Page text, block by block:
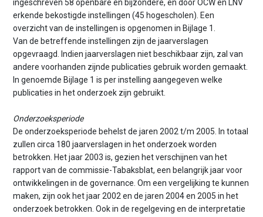
ingeschreven 58 openbare en bijzondere, en door OCW en LNV
erkende bekostigde instellingen (45 hogescholen). Een
overzicht van de instellingen is opgenomen in Bijlage 1.
Van de betreffende instellingen zijn de jaarverslagen
opgevraagd. Indien jaarverslagen niet beschikbaar zijn, zal van
andere voorhanden zijnde publicaties gebruik worden gemaakt.
In genoemde Bijlage 1 is per instelling aangegeven welke
publicaties in het onderzoek zijn gebruikt.
Onderzoeksperiode
De onderzoeksperiode behelst de jaren 2002 t/m 2005. In totaal
zullen circa 180 jaarverslagen in het onderzoek worden
betrokken. Het jaar 2003 is, gezien het verschijnen van het
rapport van de commissie-Tabaksblat, een belangrijk jaar voor
ontwikkelingen in de governance. Om een vergelijking te kunnen
maken, zijn ook het jaar 2002 en de jaren 2004 en 2005 in het
onderzoek betrokken. Ook in de regelgeving en de interpretatie